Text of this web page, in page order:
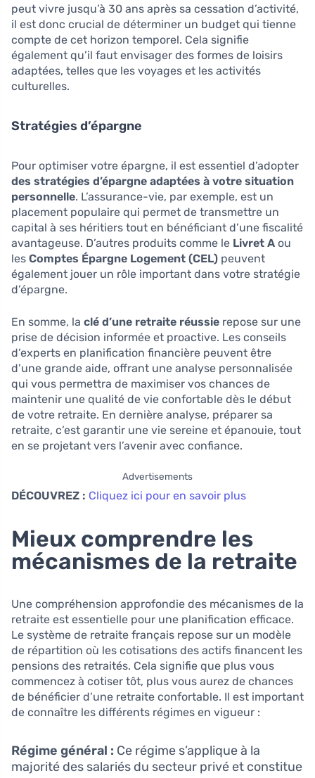
peut vivre jusqu’à 30 ans après sa cessation d’activité,
il est donc crucial de déterminer un budget qui tienne
compte de cet horizon temporel. Cela signifie
également qu’il faut envisager des formes de loisirs
adaptées, telles que les voyages et les activités
culturelles.
Stratégies d’épargne
Pour optimiser votre épargne, il est essentiel d’adopter
des stratégies d’épargne adaptées à votre situation
personnelle. L’assurance-vie, par exemple, est un
placement populaire qui permet de transmettre un
capital à ses héritiers tout en bénéficiant d’une fiscalité
avantageuse. D’autres produits comme le Livret A ou
les Comptes Épargne Logement (CEL) peuvent
également jouer un rôle important dans votre stratégie
d’épargne.
En somme, la clé d’une retraite réussie repose sur une
prise de décision informée et proactive. Les conseils
d’experts en planification financière peuvent être
d’une grande aide, offrant une analyse personnalisée
qui vous permettra de maximiser vos chances de
maintenir une qualité de vie confortable dès le début
de votre retraite. En dernière analyse, préparer sa
retraite, c’est garantir une vie sereine et épanouie, tout
en se projetant vers l’avenir avec confiance.
Advertisements
DÉCOUVREZ : Cliquez ici pour en savoir plus
Mieux comprendre les
mécanismes de la retraite
Une compréhension approfondie des mécanismes de la
retraite est essentielle pour une planification efficace.
Le système de retraite français repose sur un modèle
de répartition où les cotisations des actifs financent les
pensions des retraités. Cela signifie que plus vous
commencez à cotiser tôt, plus vous aurez de chances
de bénéficier d’une retraite confortable. Il est important
de connaître les différents régimes en vigueur :
Régime général : Ce régime s’applique à la
majorité des salariés du secteur privé et constitue